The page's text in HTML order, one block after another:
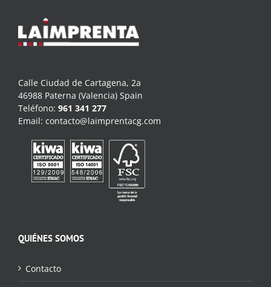
Calle Ciudad de Cartagena, 2a
46988 Paterna (Valencia) Spain
Teléfono: 961 341 277
Email: contacto@laimprentacg.com
QUIÉNES SOMOS
Contacto